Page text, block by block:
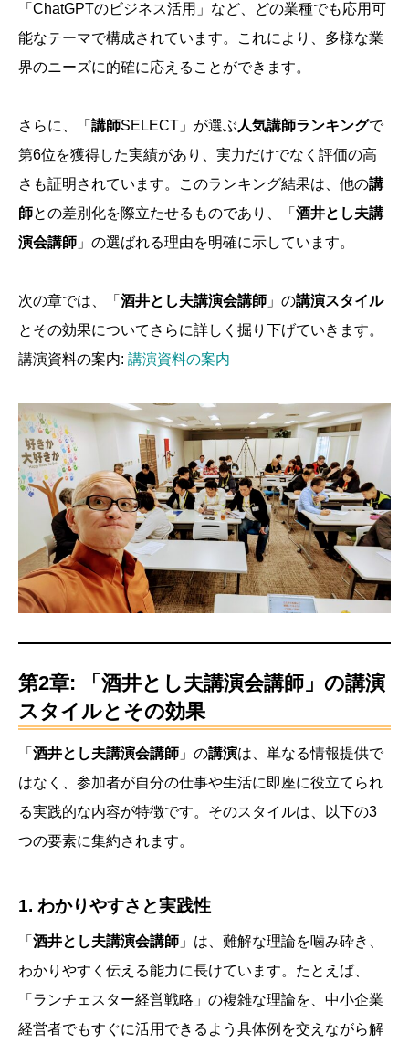
「ChatGPTのビジネス活用」など、どの業種でも応用可
能なテーマで構成されています。これにより、多様な業
界のニーズに的確に応えることができます。
さらに、「 講師SELECT」が選ぶ 人気講師ランキングで
第6位を獲得した実績があり、実力だけでなく評価の高
さも証明されています。このランキング結果は、他の講
師との差別化を際立たせるものであり、「 酒井とし夫講
演会講師 」の選ばれる理由を明確に示しています。
次の章では、「 酒井とし夫講演会講師 」の講演スタイル
とその効果についてさらに詳しく掘り下げていきます。
講演資料の案内: 講演資料の案内
第2章: 「酒井とし夫講演会講師」の講演
スタイルとその効果
「 酒井とし夫講演会講師 」の講演は、単なる情報提供で
はなく、参加者が自分の仕事や生活に即座に役立てられ
る実践的な内容が特徴です。そのスタイルは、以下の3
つの要素に集約されます。
1. わかりやすさと実践性
「 酒井とし夫講演会講師 」は、難解な理論を噛み砕き、
わかりやすく伝える能力に長けています。たとえば、
「ランチェスター経営戦略」の複雑な理論を、中小企業
経営者でもすぐに活用できるよう具体例を交えながら解